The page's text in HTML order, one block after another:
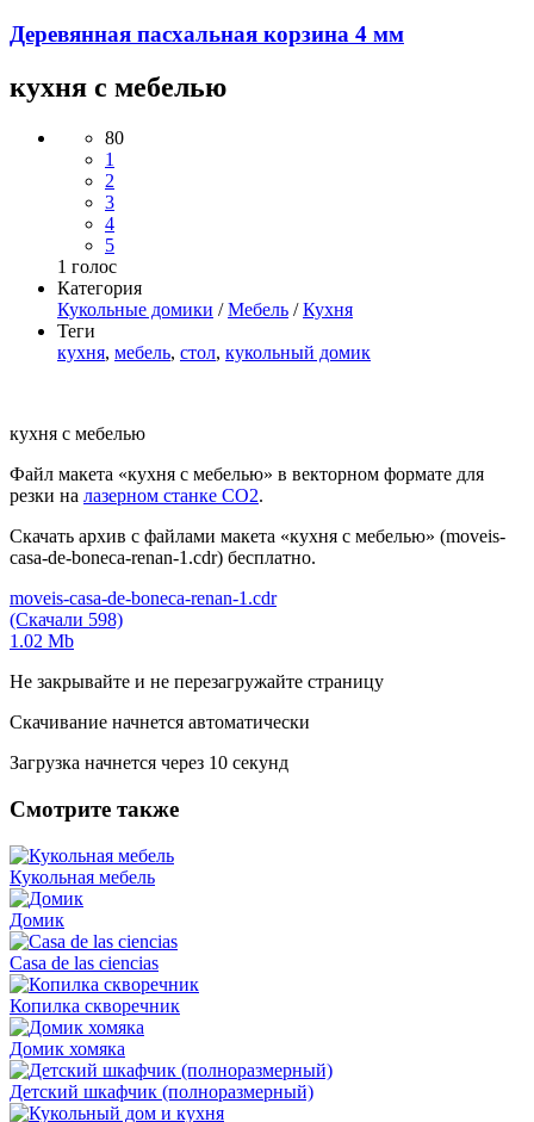
Деревянная пасхальная корзина 4 мм
кухня с мебелью
80
1
2
3
4
5
1 голос
Категория
Кукольные домики /Мебель /Кухня
Теги
кухня, мебель, стол, кукольный домик
кухня с мебелью
Файл макета «кухня с мебелью» в векторном формате для
резки на лазерном станке СО2.
Скачать архив с файлами макета «кухня с мебелью» (moveis-
casa-de-boneca-renan-1.cdr) бесплатно.
moveis-casa-de-boneca-renan-1.cdr
(Скачали 598)
1.02 Mb
Не закрывайте и не перезагружайте страницу
Скачивание начнется автоматически
Загрузка начнется через 10 секунд
Смотрите также
Кукольная мебель
Домик
Casa de las ciencias
Копилка скворечник
Домик хомяка
Детский шкафчик (полноразмерный)